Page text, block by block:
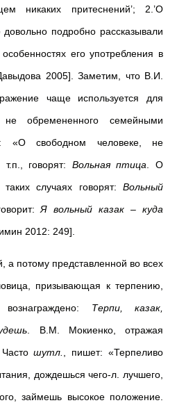
никаких притеснений’; 2.’О
подробно рассказывали
его употребления в
2005]. Заметим, что В.И.
чаще используется для
не обремененного семейными
«О свободном человеке, не
говорят: Вольная птица . О
случаях говорят: Вольный
Я вольный казак – куда
2012: 249].
а потому представленной во всех
призывающая к терпению,
Терпи, казак,
. В.М. Мокиенко, отражая
Частошутл.
, пишет: «Терпеливо
дождешься чего-л. лучшего,
займешь высокое положение.